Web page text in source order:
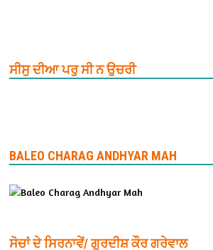
ਸੀਸੁ ਦੀਆ ਪਰੁ ਸੀ ਨ ਉਚਰੀ
BALEO CHARAG ANDHYAR MAH
ਸੋਚਾਂ ਦੇ ਸਿਰਨਾਵੇਂ/ ਗੁਰਦੀਸ਼ ਕੌਰ ਗਰੇਵਾਲ